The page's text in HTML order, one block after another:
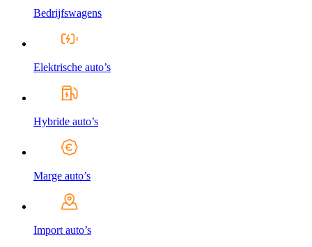
Bedrijfswagens
Elektrische auto’s
Hybride auto’s
Marge auto’s
Import auto’s